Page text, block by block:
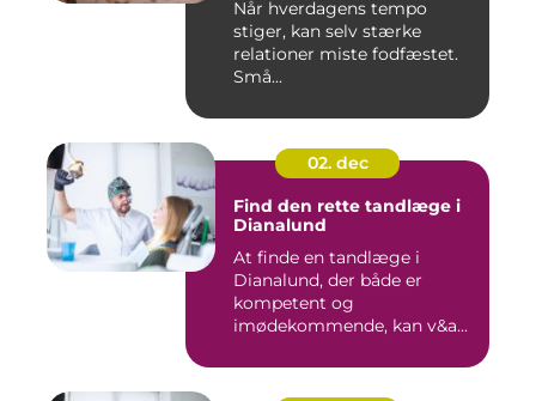
Når hverdagens tempo
stiger, kan selv stærke
relationer miste fodfæstet.
Små...
02. dec
Find den rette tandlæge i
Dianalund
At finde en tandlæge i
Dianalund, der både er
kompetent og
imødekommende, kan v&a...